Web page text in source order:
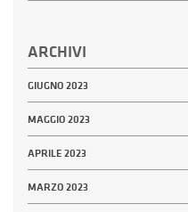
ARCHIVI
GIUGNO 2023
MAGGIO 2023
APRILE 2023
MARZO 2023